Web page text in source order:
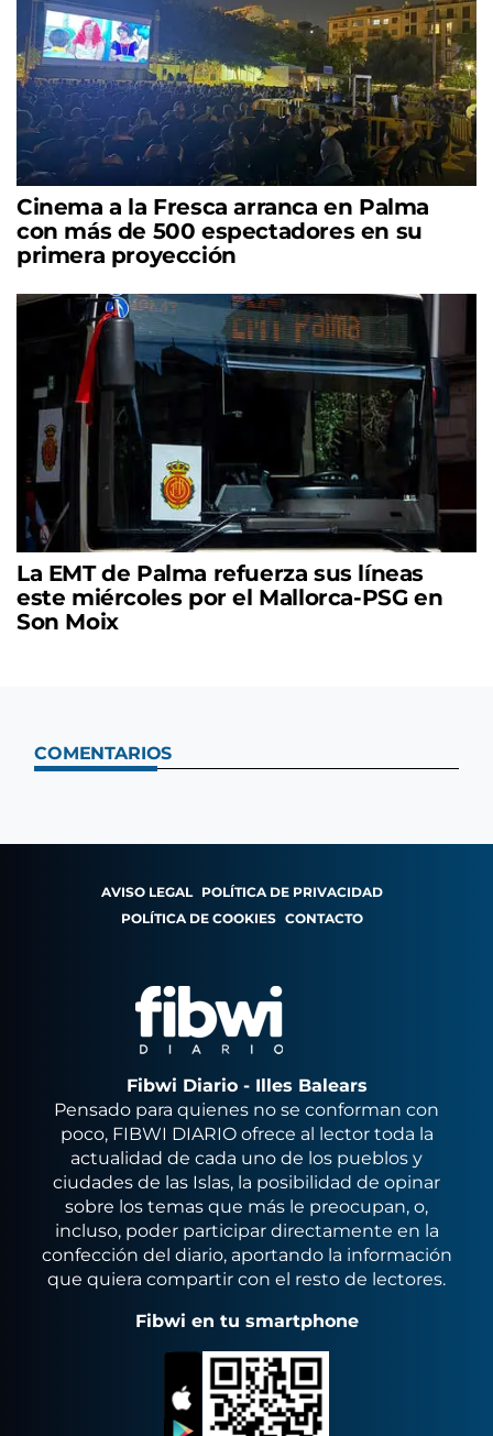
Cinema a la Fresca arranca en Palma
con más de 500 espectadores en su
primera proyección
La EMT de Palma refuerza sus líneas
este miércoles por el Mallorca-PSG en
Son Moix
COMENTARIOS
AVISO LEGAL POLÍTICA DE PRIVACIDAD
POLÍTICA DE COOKIES CONTACTO
Fibwi Diario - Illes Balears
Pensado para quienes no se conforman con
poco, FIBWI DIARIO ofrece al lector toda la
actualidad de cada uno de los pueblos y
ciudades de las Islas, la posibilidad de opinar
sobre los temas que más le preocupan, o,
incluso, poder participar directamente en la
confección del diario, aportando la información
que quiera compartir con el resto de lectores.
Fibwi en tu smartphone